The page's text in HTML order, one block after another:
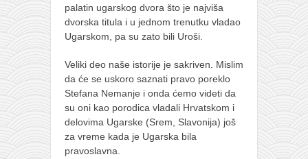
palatin ugarskog dvora što je najviša
dvorska titula i u jednom trenutku vladao
Ugarskom, pa su zato bili Uroši.
Veliki deo naše istorije je sakriven. Mislim
da će se uskoro saznati pravo poreklo
Stefana Nemanje i onda ćemo videti da
su oni kao porodica vladali Hrvatskom i
delovima Ugarske (Srem, Slavonija) još
za vreme kada je Ugarska bila
pravoslavna.